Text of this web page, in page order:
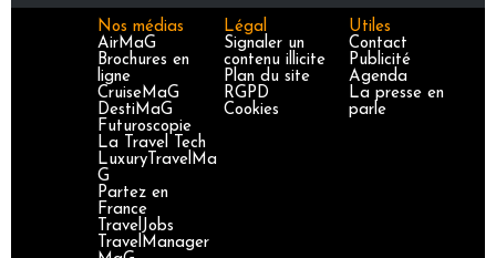
Nos médias
AirMaG
Brochures en
ligne
CruiseMaG
DestiMaG
Futuroscopie
La Travel Tech
LuxuryTravelMa
G
Partez en
France
TravelJobs
TravelManager
Légal
Signaler un
contenu illicite
Plan du site
RGPD
Cookies
Utiles
Contact
Publicité
Agenda
La presse en
parle